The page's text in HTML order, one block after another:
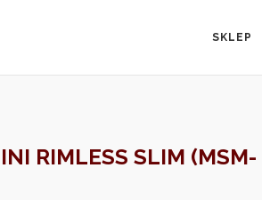
SKLEP
RIMLESS SLIM (MSM-